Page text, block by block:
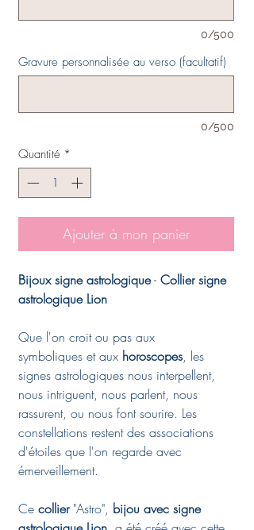
0/500
Gravure personnalisée au verso (facultatif)
0/500
Quantité *
Ajouter à mon panier
Bijoux signe astrologique- Collier signe
astrologique Lion
Que l'on croit ou pas aux
symboliques et aux horoscopes, les
signes astrologiques nous interpellent,
nous intriguent, nous parlent, nous
rassurent, ou nous font sourire. Les
constellations restent des associations
d'étoiles que l'on regarde avec
émerveillement.
Ce collier"Astro", bijou avec signe